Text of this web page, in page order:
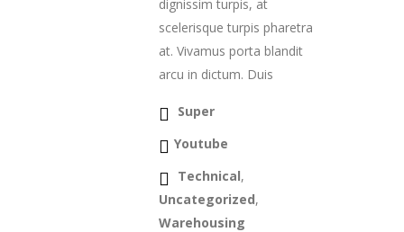
dignissim turpis, at
scelerisque turpis pharetra
at. Vivamus porta blandit
arcu in dictum. Duis
Super
Youtube
Technical,
Uncategorized,
Warehousing